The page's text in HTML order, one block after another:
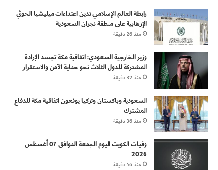
رابطة العالم الإسلامي تدين اعتداءات ميليشيا الحوثي
الإرهابية على منطقة نجران السعودية
منذ 26 دقيقة
وزير الخارجية السعودي: اتفاقية مكة تجسد الإرادة
المشتركة للدول الثلاث نحو حماية الأمن والاستقرار
منذ 32 دقيقة
السعودية وباكستان وتركيا يوقعون اتفاقية مكة للدفاع
المشترك
منذ 36 دقيقة
وفيات الكويت اليوم الجمعة الموافق 07 أغسطس
2026
منذ 46 دقيقة